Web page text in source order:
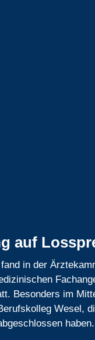
auf
in der
Besonders im
Wesel,
haben.